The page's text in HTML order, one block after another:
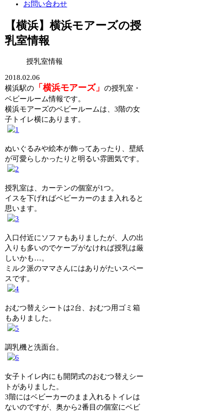
お問い合わせ
【横浜】横浜モアーズの授
乳室情報
授乳室情報
2018.02.06
横浜駅の
「横浜モアーズ」の授乳室・
ベビールーム情報です。
横浜モアーズのベビールームは、3階の女
子トイレ横にあります。
ぬいぐるみや絵本が飾ってあったり、壁紙
が可愛らしかったりと明るい雰囲気です。
授乳室は、カーテンの個室が1つ。
イスを下げればベビーカーのまま入れると
思います。
入口付近にソファもありましたが、人の出
入りも多いのでケープがなければ授乳は厳
しいかも…。
ミルク派のママさんにはありがたいスペー
スです。
おむつ替えシートは2台、おむつ用ゴミ箱
もありました。
調乳機と洗面台。
女子トイレ内にも開閉式のおむつ替えシー
トがありました。
3階にはベビーカーのまま入れるトイレは
ないのですが、奥から2番目の個室にベビ